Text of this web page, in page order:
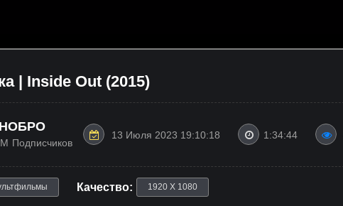
| Inside Out (2015)
Подписчиков
13 Июля 2023 19:10:18 1:34:44
Качество: 1920 X 1080